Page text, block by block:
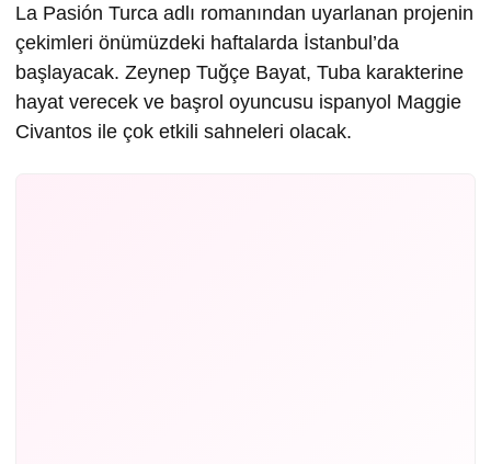
La Pasión Turca adlı romanından uyarlanan projenin
çekimleri önümüzdeki haftalarda İstanbul’da
başlayacak. Zeynep Tuğçe Bayat, Tuba karakterine
hayat verecek ve başrol oyuncusu ispanyol Maggie
Civantos ile çok etkili sahneleri olacak.